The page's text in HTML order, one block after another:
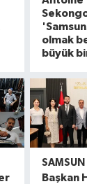
olmak
büyük
SAMSUN
Başkan